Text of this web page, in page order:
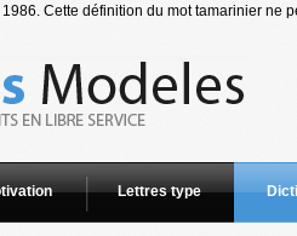
Cette définition du mot tamarinier ne
Lettres type